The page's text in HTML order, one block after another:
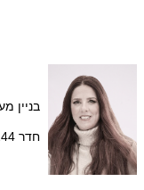
בניין
חדר 244